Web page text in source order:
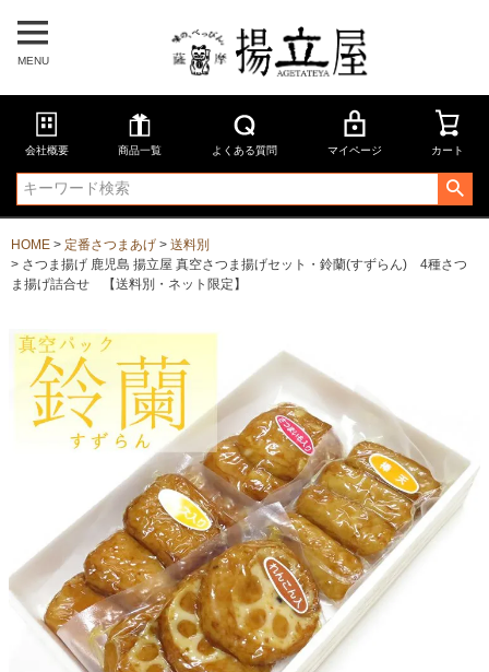
MENU
会社概要 商品一覧 よくある質問 マイページ カート
HOME 定番さつまあげ
送料別
さつま揚げ 鹿児島 揚立屋 真空さつま揚げセット・鈴蘭(すずらん) 4種さつ
ま揚げ詰合せ 【送料別・ネット限定】